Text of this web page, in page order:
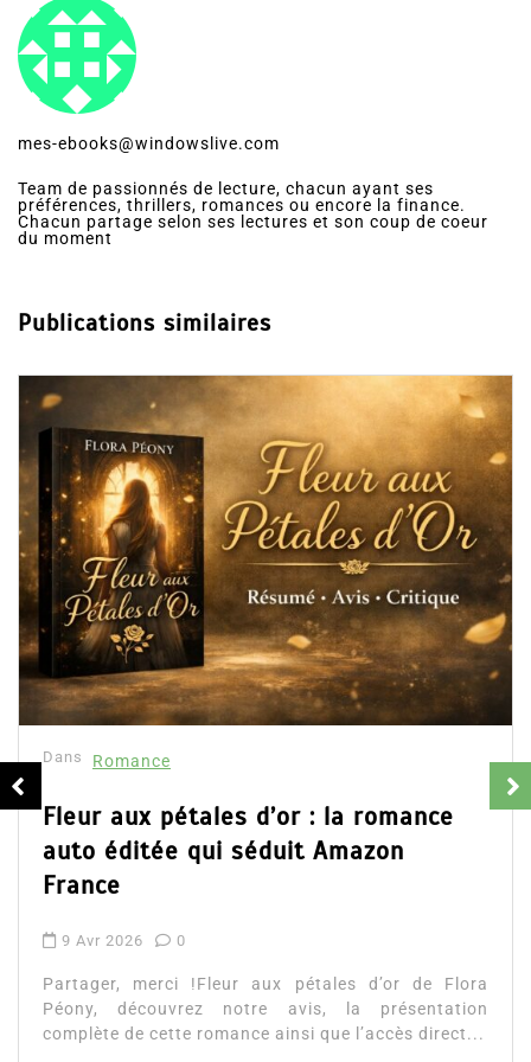
mes-ebooks@windowslive.com
Team de passionnés de lecture, chacun ayant ses
préférences, thrillers, romances ou encore la finance.
Chacun partage selon ses lectures et son coup de coeur
du moment
Publications similaires
Dans Romance
Fleur aux pétales d’or : la romance
auto éditée qui séduit Amazon
France
9 Avr 2026 0
Partager, merci !Fleur aux pétales d’or de Flora
Péony, découvrez notre avis, la présentation
complète de cette romance ainsi que l’accès direct...